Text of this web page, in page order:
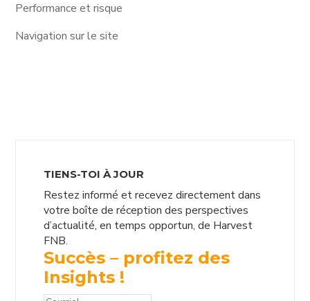
Performance et risque
Navigation sur le site
TIENS-TOI À JOUR
Restez informé et recevez directement dans
votre boîte de réception des perspectives
d’actualité, en temps opportun, de Harvest
FNB.
Succès – profitez des
Insights !